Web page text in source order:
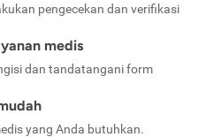
pengecekan dan verifikasi
medis
dan tandatangani form
yang Anda butuhkan.